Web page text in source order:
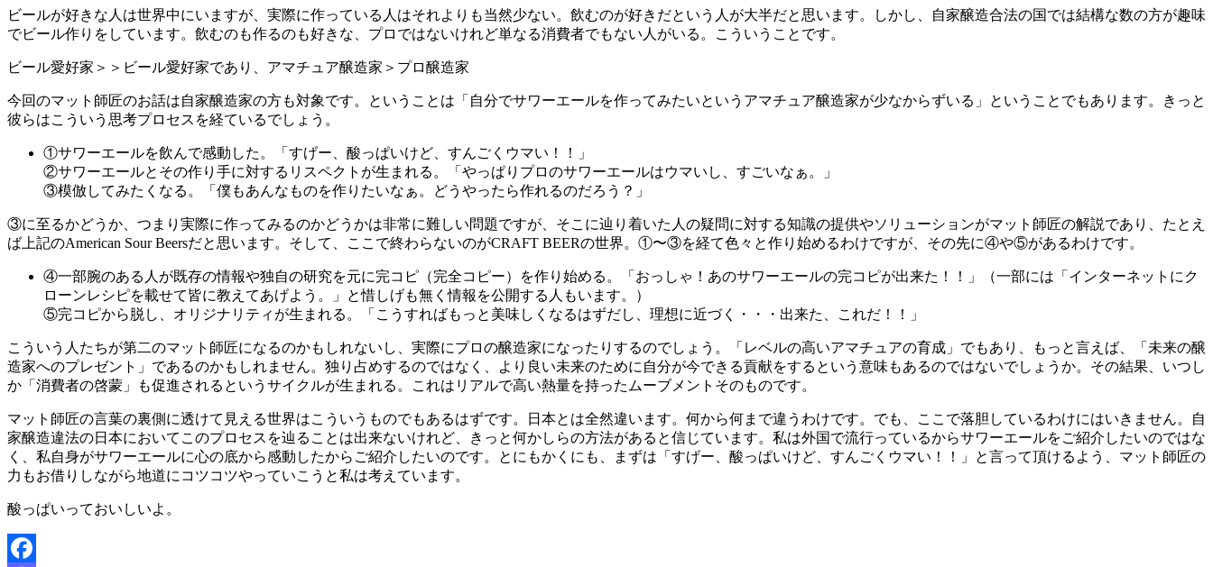
ビールが好きな人は世界中にいますが、実際に作っている人はそれよりも当然少ない。飲むのが好きだという人が大半だと思います。しかし、自家醸造合法の国では結構な数の方が趣味
でビール作りをしています。飲むのも作るのも好きな、プロではないけれど単なる消費者でもない人がいる。こういうことです。
ビール愛好家＞＞ビール愛好家であり、アマチュア醸造家＞プロ醸造家
今回のマット師匠のお話は自家醸造家の方も対象です。ということは「自分でサワーエールを作ってみたいというアマチュア醸造家が少なからずいる」ということでもあります。きっと
彼らはこういう思考プロセスを経ているでしょう。
①サワーエールを飲んで感動した。「すげー、酸っぱいけど、すんごくウマい！！」
②サワーエールとその作り手に対するリスペクトが生まれる。「やっぱりプロのサワーエールはウマいし、すごいなぁ。」
③模倣してみたくなる。「僕もあんなものを作りたいなぁ。どうやったら作れるのだろう？」
③に至るかどうか、つまり実際に作ってみるのかどうかは非常に難しい問題ですが、そこに辿り着いた人の疑問に対する知識の提供やソリューションがマット師匠の解説であり、たとえ
ば上記のAmerican Sour Beersだと思います。そして、ここで終わらないのがCRAFT BEERの世界。①〜③を経て色々と作り始めるわけですが、その先に④や⑤があるわけです。
④一部腕のある人が既存の情報や独自の研究を元に完コピ（完全コピー）を作り始める。「おっしゃ！あのサワーエールの完コピが出来た！！」（一部には「インターネットにク
ローンレシピを載せて皆に教えてあげよう。」と惜しげも無く情報を公開する人もいます。）
⑤完コピから脱し、オリジナリティが生まれる。「こうすればもっと美味しくなるはずだし、理想に近づく・・・出来た、これだ！！」
こういう人たちが第二のマット師匠になるのかもしれないし、実際にプロの醸造家になったりするのでしょう。「レベルの高いアマチュアの育成」でもあり、もっと言えば、「未来の醸
造家へのプレゼント」であるのかもしれません。独り占めするのではなく、より良い未来のために自分が今できる貢献をするという意味もあるのではないでしょうか。その結果、いつし
か「消費者の啓蒙」も促進されるというサイクルが生まれる。これはリアルで高い熱量を持ったムーブメントそのものです。
マット師匠の言葉の裏側に透けて見える世界はこういうものでもあるはずです。日本とは全然違います。何から何まで違うわけです。でも、ここで落胆しているわけにはいきません。自
家醸造違法の日本においてこのプロセスを辿ることは出来ないけれど、きっと何かしらの方法があると信じています。私は外国で流行っているからサワーエールをご紹介したいのではな
く、私自身がサワーエールに心の底から感動したからご紹介したいのです。とにもかくにも、まずは「すげー、酸っぱいけど、すんごくウマい！！」と言って頂けるよう、マット師匠の
力もお借りしながら地道にコツコツやっていこうと私は考えています。
酸っぱいっておいしいよ。